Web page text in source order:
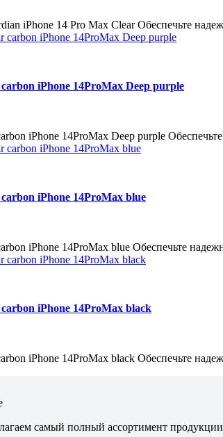
iPhone 14 Pro Max Clear Обеспечьте
iPhone 14ProMax Deep purple
iPhone 14ProMax Deep purple
iPhone 14ProMax blue
iPhone 14ProMax blue Обеспечьте
iPhone 14ProMax black
iPhone 14ProMax black Обеспечьте
самый полный ассортимент продукции